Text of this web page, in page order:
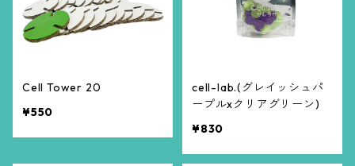
Cell Tower 20
¥550
cell-lab.(グレイッシュパ
ープルxクリアグリーン)
¥830